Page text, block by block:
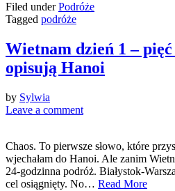
Filed underPodróże
Tagged podróże
Wietnam dzień 1 – pięć
opisują Hanoi
by Sylwia
Leave a comment
Chaos. To pierwsze słowo, które
wjechałam do Hanoi. Ale zanim
24-godzinna podróż. Białystok-
cel osiągnięty. No… Read More